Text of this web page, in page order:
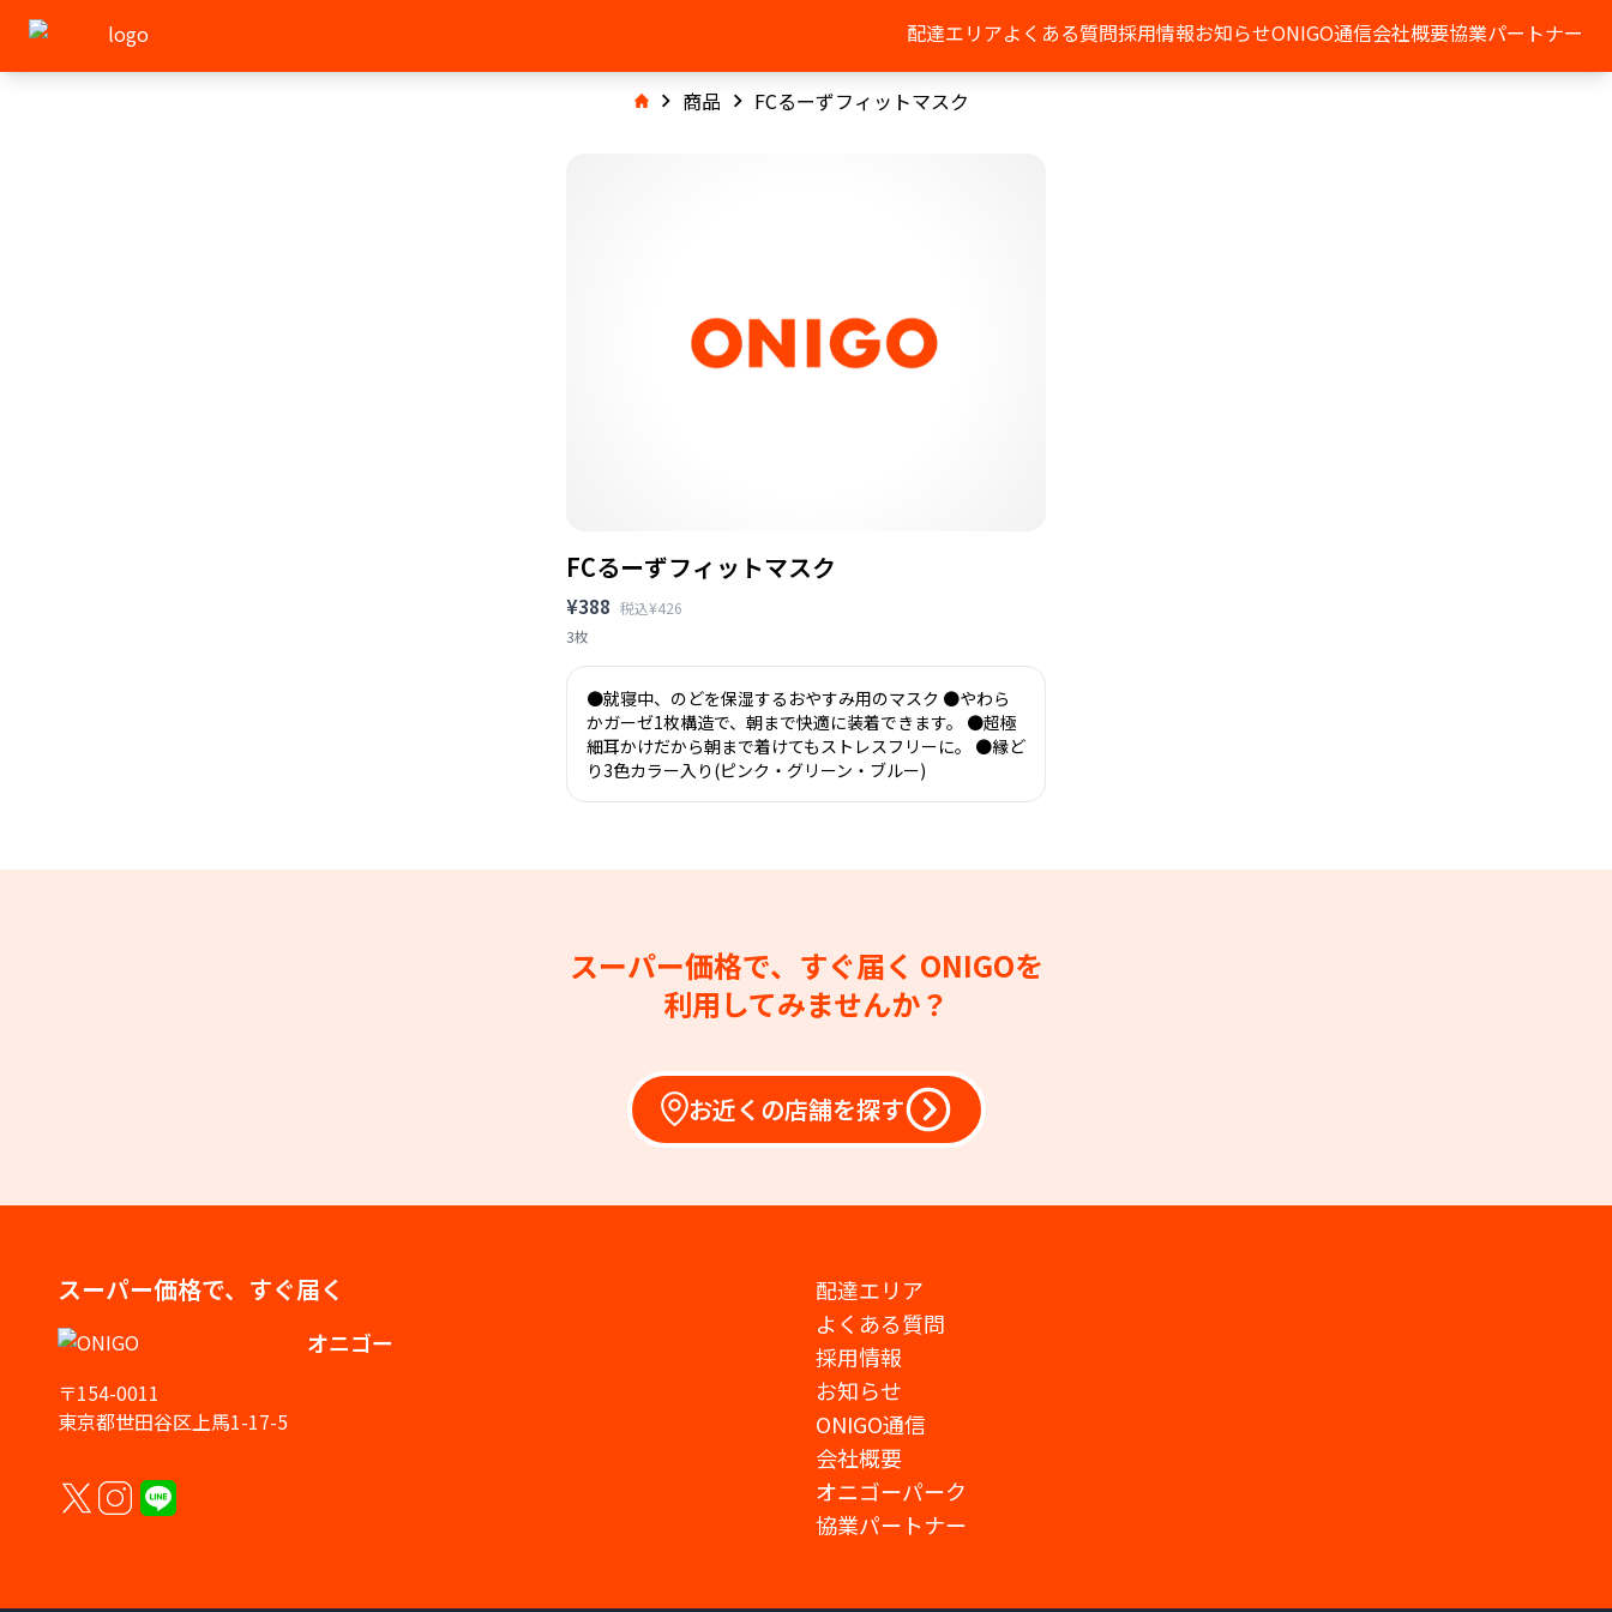
配達エリアよくある質問採用情報お知らせONIGO通信会社概要協業パートナー
商品 FCるーずフィットマスク
FCるーずフィットマスク
¥388 税込¥426
3枚
●就寝中、のどを保湿するおやすみ用のマスク ●やわら
かガーゼ1枚構造で、朝まで快適に装着できます。 ●超極
細耳かけだから朝まで着けてもストレスフリーに。 ●縁ど
り3色カラー入り(ピンク・グリーン・ブルー)
スーパー価格で、すぐ届く ONIGOを
利用してみませんか？
お近くの店舗を探す
スーパー価格で、すぐ届く
オニゴー
〒154-0011
東京都世田谷区上馬1-17-5
配達エリア
よくある質問
採用情報
お知らせ
ONIGO通信
会社概要
オニゴーパーク
協業パートナー